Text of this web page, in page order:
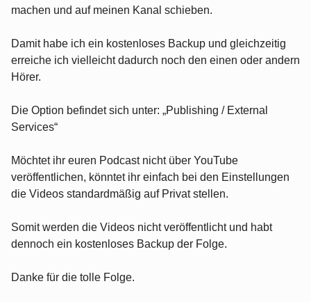
machen und auf meinen Kanal schieben.
Damit habe ich ein kostenloses Backup und gleichzeitig
erreiche ich vielleicht dadurch noch den einen oder andern
Hörer.
Die Option befindet sich unter: „Publishing / External
Services“
Möchtet ihr euren Podcast nicht über YouTube
veröffentlichen, könntet ihr einfach bei den Einstellungen
die Videos standardmäßig auf Privat stellen.
Somit werden die Videos nicht veröffentlicht und habt
dennoch ein kostenloses Backup der Folge.
Danke für die tolle Folge.